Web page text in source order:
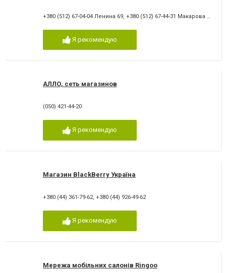
+380 (512) 67-04-04 Ленина 69 +380 (512) 67-44-31 Макарова 60
Я рекомендую
АЛЛО, сеть магазинов
(050) 421-44-20
Я рекомендую
Магазин BlackBerry Україна
+380 (44) 361-79-62, +380 (44) 926-49-62
Я рекомендую
Мережа мобільних салонів Ringoo